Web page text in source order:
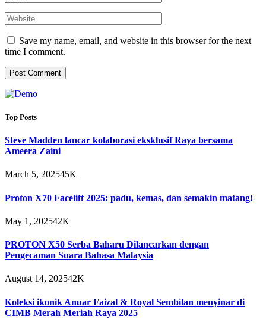
Save my name, email, and website in this browser for the next
time I comment.
Top Posts
Steve Madden lancar kolaborasi eksklusif Raya bersama
Ameera Zaini
March 5, 202545K
Proton X70 Facelift 2025: padu, kemas, dan semakin matang!
May 1, 202542K
PROTON X50 Serba Baharu Dilancarkan dengan
Pengecaman Suara Bahasa Malaysia
August 14, 202542K
Koleksi ikonik Anuar Faizal & Royal Sembilan menyinar di
CIMB Merah Meriah Raya 2025